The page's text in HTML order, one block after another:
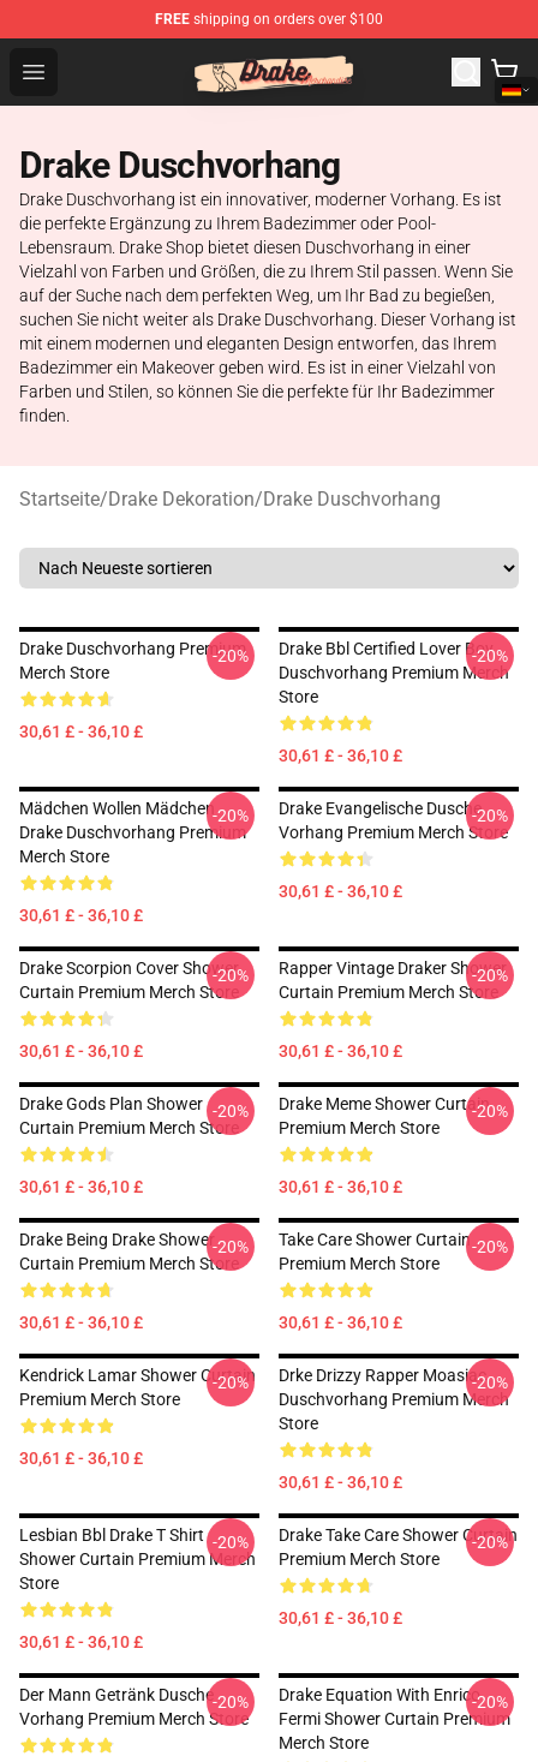
FREE shipping on orders over $100
Open menu
Drake Shop - Official Drake Merchandise Store
Drake Duschvorhang
Drake Duschvorhang ist ein innovativer, moderner Vorhang. Es ist
die perfekte Ergänzung zu Ihrem Badezimmer oder Pool-
Lebensraum. Drake Shop bietet diesen Duschvorhang in einer
Vielzahl von Farben und Größen, die zu Ihrem Stil passen. Wenn Sie
auf der Suche nach dem perfekten Weg, um Ihr Bad zu begießen,
suchen Sie nicht weiter als Drake Duschvorhang. Dieser Vorhang ist
mit einem modernen und eleganten Design entworfen, das Ihrem
Badezimmer ein Makeover geben wird. Es ist in einer Vielzahl von
Farben und Stilen, so können Sie die perfekte für Ihr Badezimmer
finden.
Startseite/Drake Dekoration/Drake Duschvorhang
Drake Duschvorhang Premium
Merch Store
30,61 £ - 36,10 £
-20%
Drake Bbl Certified Lover Boy
Duschvorhang Premium Merch
Store
30,61 £ - 36,10 £
-20%
Mädchen Wollen Mädchen
Drake Duschvorhang Premium
Merch Store
30,61 £ - 36,10 £
-20%
Drake Evangelische Dusche
Vorhang Premium Merch Store
30,61 £ - 36,10 £
-20%
Drake Scorpion Cover Shower
Curtain Premium Merch Store
30,61 £ - 36,10 £
-20%
Rapper Vintage Draker Shower
Curtain Premium Merch Store
30,61 £ - 36,10 £
-20%
Drake Gods Plan Shower
Curtain Premium Merch Store
30,61 £ - 36,10 £
-20%
Drake Meme Shower Curtain
Premium Merch Store
30,61 £ - 36,10 £
-20%
Drake Being Drake Shower
Curtain Premium Merch Store
30,61 £ - 36,10 £
-20%
Take Care Shower Curtain
Premium Merch Store
30,61 £ - 36,10 £
-20%
Kendrick Lamar Shower Curtain
Premium Merch Store
30,61 £ - 36,10 £
-20%
Drke Drizzy Rapper Moasiac
Duschvorhang Premium Merch
Store
30,61 £ - 36,10 £
-20%
Lesbian Bbl Drake T Shirt
Shower Curtain Premium Merch
Store
30,61 £ - 36,10 £
-20%
Drake Take Care Shower Curtain
Premium Merch Store
30,61 £ - 36,10 £
-20%
Der Mann Getränk Dusche
Vorhang Premium Merch Store
-20%
Drake Equation With Enrico
Fermi Shower Curtain Premium
Merch Store
-20%